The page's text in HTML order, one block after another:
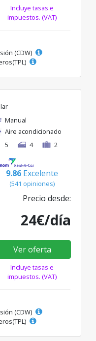
Incluye tasas e
impuestos. (VAT)
(CDW)
Manual
Aire acondicionado
5
4 2
9.86 Excelente
(541 opiniones)
Precio desde:
24€/día
Ver oferta
Incluye tasas e
impuestos. (VAT)
(CDW)